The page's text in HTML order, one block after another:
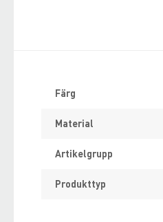
Färg
Material
Artikelgrupp
Produkttyp